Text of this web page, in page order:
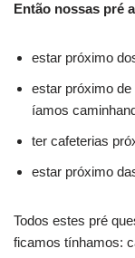
Então nossas pré
estar próximo
estar próximo
íamos
ter cafeterias
estar próximo
Todos estes pré
ficamos tínhamos: